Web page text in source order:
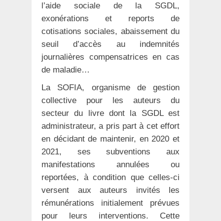
l’aide sociale de la SGDL,
exonérations et reports de
cotisations sociales, abaissement du
seuil d’accès au indemnités
journalières compensatrices en cas
de maladie…
La SOFIA, organisme de gestion
collective pour les auteurs du
secteur du livre dont la SGDL est
administrateur, a pris part à cet effort
en décidant de maintenir, en 2020 et
2021, ses subventions aux
manifestations annulées ou
reportées, à condition que celles-ci
versent aux auteurs invités les
rémunérations initialement prévues
pour leurs interventions. Cette